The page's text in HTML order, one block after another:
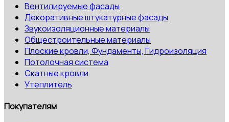
Вентилируемые фасады
Декоративные штукатурные фасады
Звукоизоляционные материалы
Общестроительные материалы
Плоские кровли, Фундаменты, Гидроизоляция
Потолочная система
Скатные кровли
Утеплитель
Покупателям